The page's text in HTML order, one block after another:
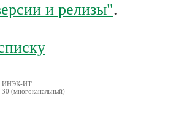
и релизы".
ИНЭК-ИТ
(многоканальный)